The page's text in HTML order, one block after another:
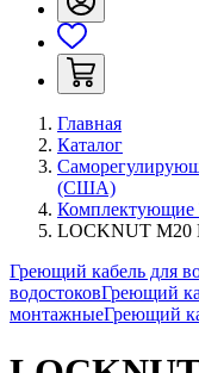
Главная
Каталог
(США)
LOCKNUT M20
Греющий кабель для
водостоковГреющий
монтажныеГреющий